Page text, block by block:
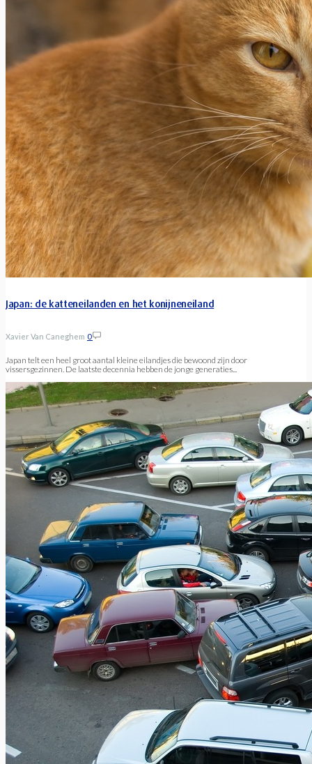
Japan: de katteneilanden en het konijneneiland
Xavier Van Caneghem 0
Japan telt een heel groot aantal kleine eilandjes die bewoond zijn door
vissersgezinnen. De laatste decennia hebben de jonge generaties...